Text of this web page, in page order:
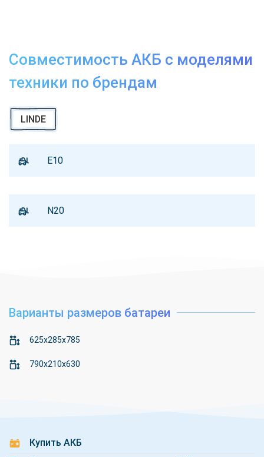
Совместимость АКБ с моделями
техники по брендам
LINDE
E10
N20
Варианты размеров батареи
625x285x785
790x210x630
Купить АКБ